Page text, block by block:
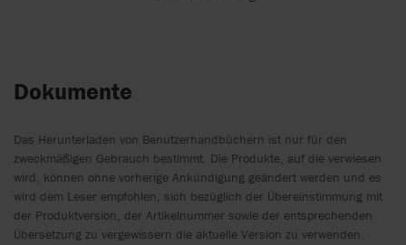
Dokumente
Das Herunterladen von Benutzerhandbüchern ist nur für den
zweckmäßigen Gebrauch bestimmt. Die Produkte, auf die verwiesen
wird, können ohne vorherige Ankündigung geändert werden und es
wird dem Leser empfohlen, sich bezüglich der Übereinstimmung mit
der Produktversion, der Artikelnummer sowie der entsprechenden
Übersetzung zu vergewissern die aktuelle Version zu verwenden.